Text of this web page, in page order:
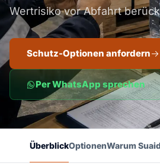
Wertrisiko vor Abfahrt
Schutz-Optionen anfordern
Per WhatsApp sprechen
ÜberblickOptionenWarum